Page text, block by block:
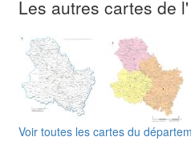
Les autres cartes de
Voir toutes les cartes du